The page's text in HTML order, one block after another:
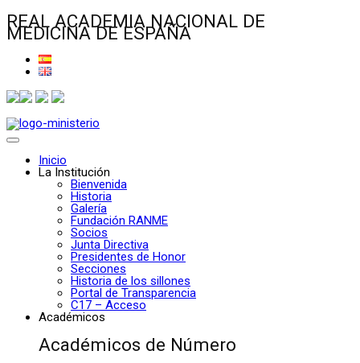
REAL ACADEMIA NACIONAL DE
MEDICINA DE ESPAÑA
Inicio
La Institución
Bienvenida
Historia
Galería
Fundación RANME
Socios
Junta Directiva
Presidentes de Honor
Secciones
Historia de los sillones
Portal de Transparencia
C17 – Acceso
Académicos
Académicos de Número